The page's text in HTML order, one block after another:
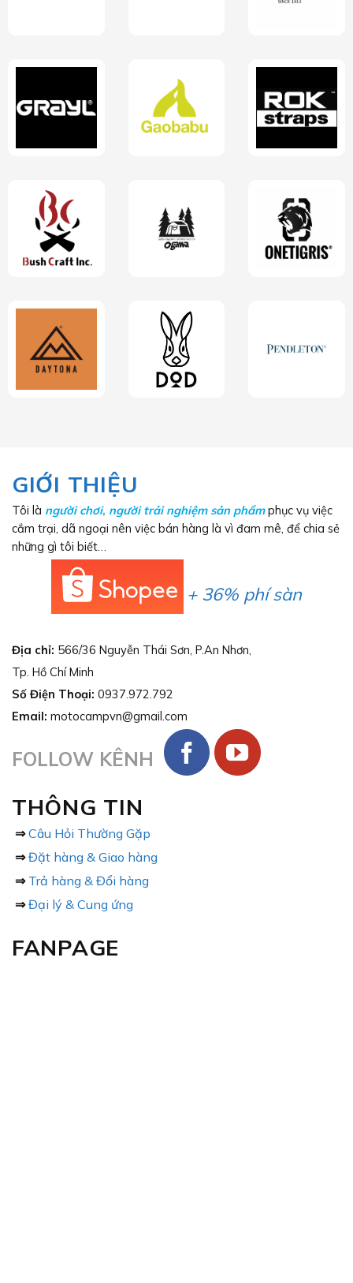
GIỚI THIỆU
Tôi là người chơi, người trải nghiệm sản phẩmphục vụ việc
cắm trại, dã ngoại nên việc bán hàng là vì đam mê, để chia sẻ
những gì tôi biết…
+ 36% phí sàn
Địa chỉ: 566/36 Nguyễn Thái Sơn, P.An Nhơn,
Tp. Hồ Chí Minh
Số Điện Thoại: 0937.972.792
Email: motocampvn@gmail.com
FOLLOW KÊNH
THÔNG TIN
⇒ Câu Hỏi Thường Gặp
⇒ Đặt hàng & Giao hàng
⇒ Trả hàng & Đổi hàng
⇒ Đại lý & Cung ứng
FANPAGE